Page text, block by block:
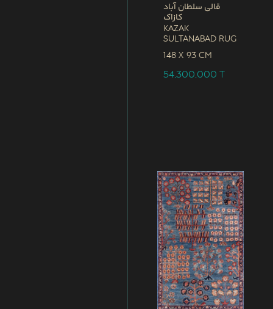
قالی سلطان آباد
کازاک
Kazak
Sultanabad Rug
148 x 93 CM
54,300,000T